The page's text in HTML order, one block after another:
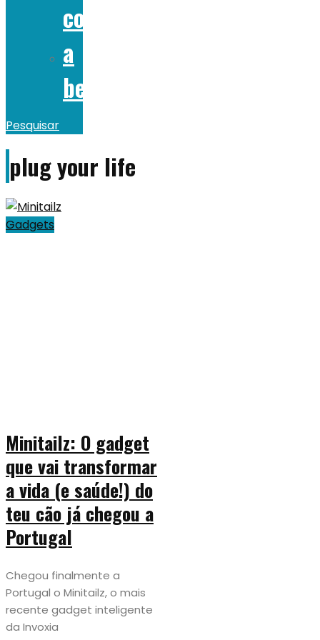
comer
a
beber
Pesquisar
plug your life
Gadgets
Minitailz: O gadget
que vai transformar
a vida (e saúde!) do
teu cão já chegou a
Portugal
Chegou finalmente a
Portugal o Minitailz, o mais
recente gadget inteligente
da Invoxia